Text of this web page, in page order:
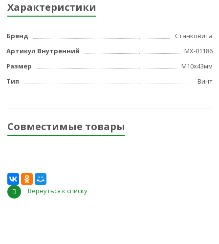
Характеристики
Бренд
Станковита
Артикул Внутренний
МХ-01186
Размер
M10x43мм
Тип
Винт
Совместимые товары
Вернуться к списку